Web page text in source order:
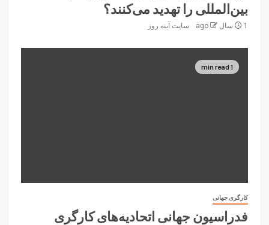
بین‌المللی را تهدید می‌کنند؟
1 سال ago سایت آینه‌ روز
1 min read
کارگری جهانی
فدراسیون جهانی اتحادیه‌های کارگری